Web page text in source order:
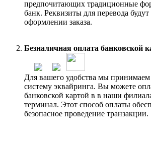
предпочитающих традиционные
банк. Реквизиты для перевода
оформлении заказа.
Безналичная оплата банковской
Для вашего удобства мы принимаем
систему эквайринга. Вы можете
банковской картой в в наши
терминал. Этот способ оплаты
безопасное проведение транзакции.